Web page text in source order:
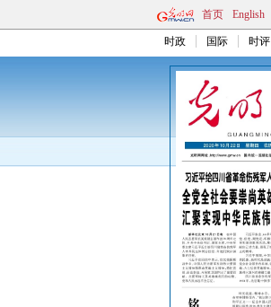
首页 English
时政 国际 时评